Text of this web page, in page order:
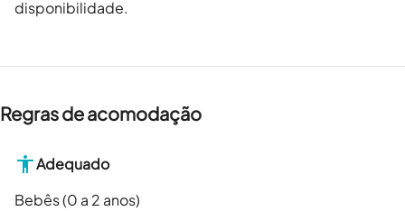
disponibilidade.
Regras de acomodação
Adequado
Bebês (0 a 2 anos)